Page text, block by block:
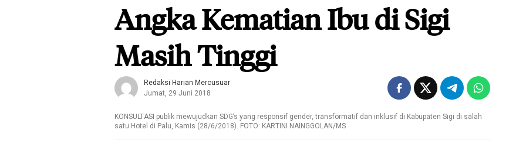
Angka Kematian Ibu di Sigi
Masih Tinggi
Redaksi Harian Mercusuar
Jumat, 29 Juni 2018
KONSULTASI publik mewujudkan SDG’s yang responsif gender, transformatif dan inklusif di Kabupaten Sigi di salah
satu Hotel di Palu, Kamis (28/6/2018). FOTO: KARTINI NAINGGOLAN/MS